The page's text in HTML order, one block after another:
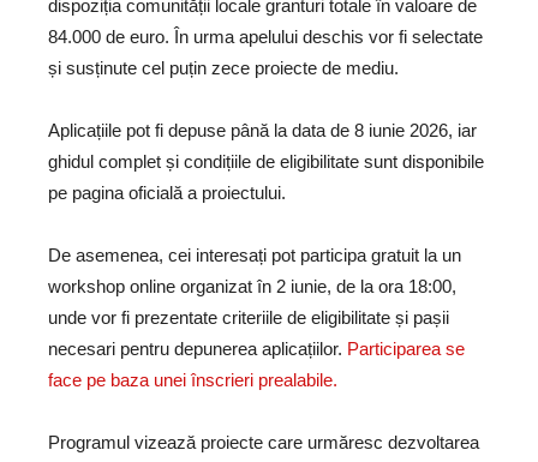
dispoziția comunității locale granturi totale în valoare de
84.000 de euro. În urma apelului deschis vor fi selectate
și susținute cel puțin zece proiecte de mediu.
Aplicațiile pot fi depuse până la data de 8 iunie 2026, iar
ghidul complet și condițiile de eligibilitate sunt disponibile
pe pagina oficială a proiectului.
De asemenea, cei interesați pot participa gratuit la un
workshop online organizat în 2 iunie, de la ora 18:00,
unde vor fi prezentate criteriile de eligibilitate și pașii
necesari pentru depunerea aplicațiilor. Participarea se
face pe baza unei înscrieri prealabile.
Programul vizează proiecte care urmăresc dezvoltarea